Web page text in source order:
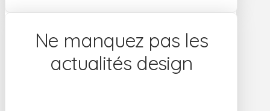
Ne manquez pas les
actualités design